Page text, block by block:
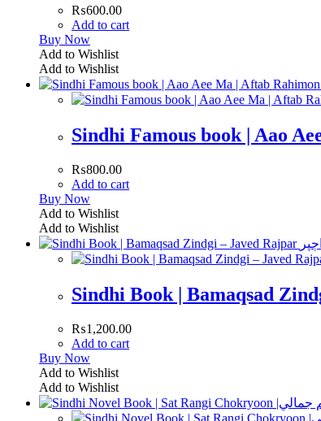
₨600.00
Add to cart
Buy Now
Add to Wishlist
Add to Wishlist
₨800.00
Add to cart
Buy Now
Add to Wishlist
Add to Wishlist
₨1,200.00
Add to cart
Buy Now
Add to Wishlist
Add to Wishlist